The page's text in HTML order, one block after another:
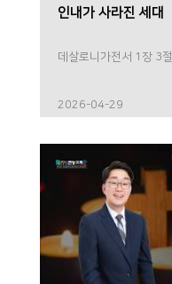
인내가 사라진 세대
데살로니가전서 1장 3절
2026-04-29